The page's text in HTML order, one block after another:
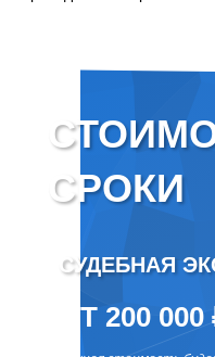
СРОКИ
СУДЕБНАЯ
ОТ 200 000